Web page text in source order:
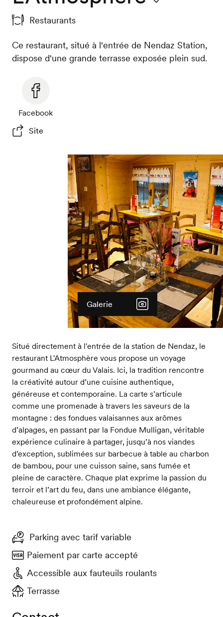
Restaurants
Ce restaurant, situé à l'entrée de Nendaz Station,
dispose d'une grande terrasse exposée plein sud.
Facebook
Site
Galerie
Situé directement à l'entrée de la station de Nendaz, le
restaurant L'Atmosphère vous propose un voyage
gourmand au cœur du Valais. Ici, la tradition rencontre
la créativité autour d’une cuisine authentique,
généreuse et contemporaine. La carte s’articule
comme une promenade à travers les saveurs de la
montagne : des fondues valaisannes aux arômes
d’alpages, en passant par la Fondue Mulligan, véritable
expérience culinaire à partager, jusqu’à nos viandes
d’exception, sublimées sur barbecue à table au charbon
de bambou, pour une cuisson saine, sans fumée et
pleine de caractère. Chaque plat exprime la passion du
terroir et l’art du feu, dans une ambiance élégante,
chaleureuse et profondément alpine.
Parking avec tarif variable
Paiement par carte accepté
Accessible aux fauteuils roulants
Terrasse